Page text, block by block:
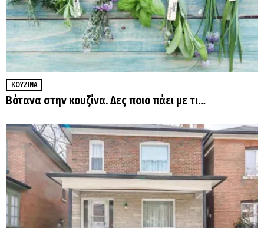
ΚΟΥΖΊΝΑ
Βότανα στην κουζίνα. Δες ποιο πάει με τι…